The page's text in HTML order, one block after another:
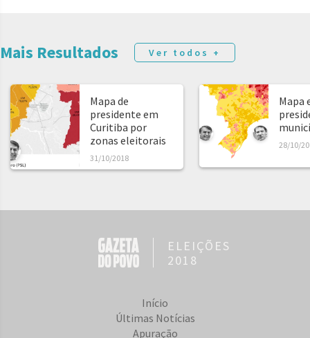
Mais Resultados Ver todos +
Mapa de
presidente em
Curitiba por
zonas eleitorais
31/10/2018
Mapa
28/10/
ELEIÇÕES
2018
Início
Últimas Notícias
Apuração